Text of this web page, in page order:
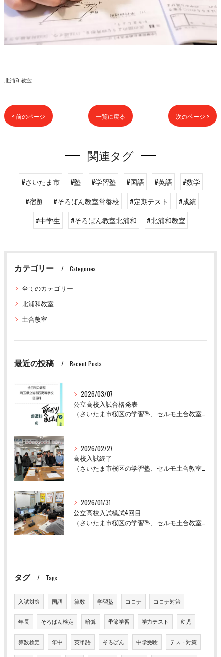
北浦和教室
< 前のページ 一覧に戻る 次のページ >
関連タグ
#さいたま市 #塾 #学習塾 #国語 #英語
#数学
#宿題
#そろばん教室常盤校 #定期テスト
#成績
#中学生
#そろばん教室北浦和 #北浦和教室
カテゴリー Categories
全てのカテゴリー
北浦和教室
土合教室
最近の投稿 Recent Posts
2026/03/07
公立高校入試合格発表
（さいたま市桜区の学習塾、セルモ土合教室）
2026/02/27
高校入試終了
（さいたま市桜区の学習塾、セルモ土合教室）
2026/01/31
公立高校入試模試4回目
（さいたま市桜区の学習塾、セルモ土合教室）
タグ Tags
入試対策 国語 算数 学習塾 コロナ コロナ対策
年長 そろばん検定 暗算 季節学習 学力テスト 幼児
算数検定 年中 英単語 そろばん 中学受験 テスト対策